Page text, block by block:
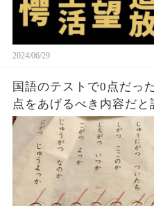
2024/06/29
国語のテストで0点だっ
点をあげるべき内容だ